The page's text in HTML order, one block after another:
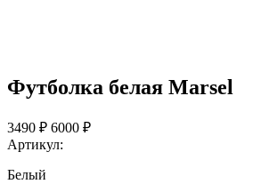
Футболка белая Marsel
3490 ₽ 6000 ₽
Артикул:
Белый